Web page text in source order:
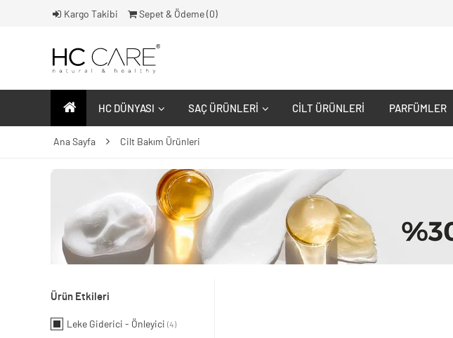
Kargo Takibi Sepet & Ödeme ( 0)
HC DÜNYASI SAÇ ÜRÜNLERI CILT ÜRÜNLERI PARFÜMLER
Ana Sayfa Cilt Bakım Ürünleri
Ürün Etkileri
Leke Giderici - Önleyici (4)